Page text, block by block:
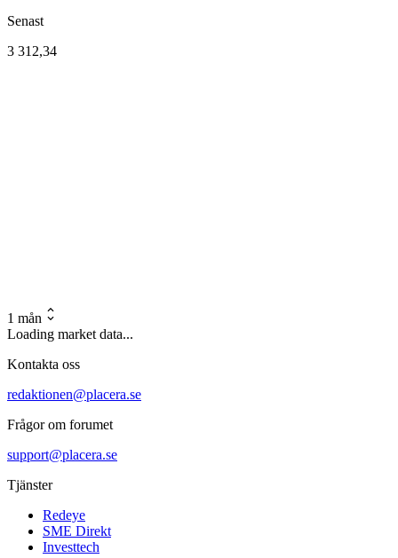
Senast
3 312,34
1 mån
Loading market data...
Kontakta oss
redaktionen@placera.se
Frågor om forumet
support@placera.se
Tjänster
Redeye
SME Direkt
Investtech